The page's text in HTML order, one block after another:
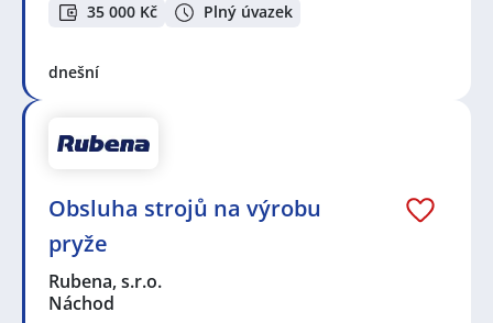
35 000 Kč Plný úvazek
dnešní
Obsluha strojů na výrobu
pryže
Rubena, s.r.o.
Náchod